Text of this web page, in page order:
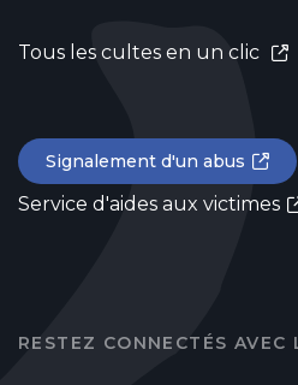
Tous les cultes en un clic
Signalement d'un abus
Service d'aides aux victimes
RESTEZ CONNECTÉS AVEC